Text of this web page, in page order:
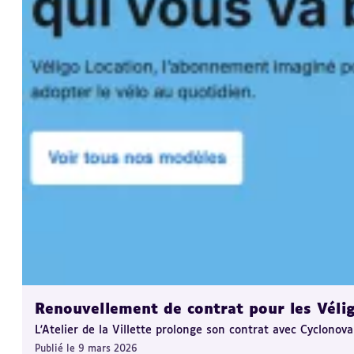
Renouvellement de contrat pour les
L'Atelier de la Villette prolonge son contrat avec
Publié le 9 mars 2026